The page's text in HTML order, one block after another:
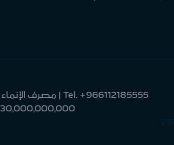
Tel. +966112185555
30,000,000,000 Ʀ | طريق الملك فهد 9033 | العليا | وحدة رقم 8 | الرياض 12214-2370 | المملكة العربية السعودية